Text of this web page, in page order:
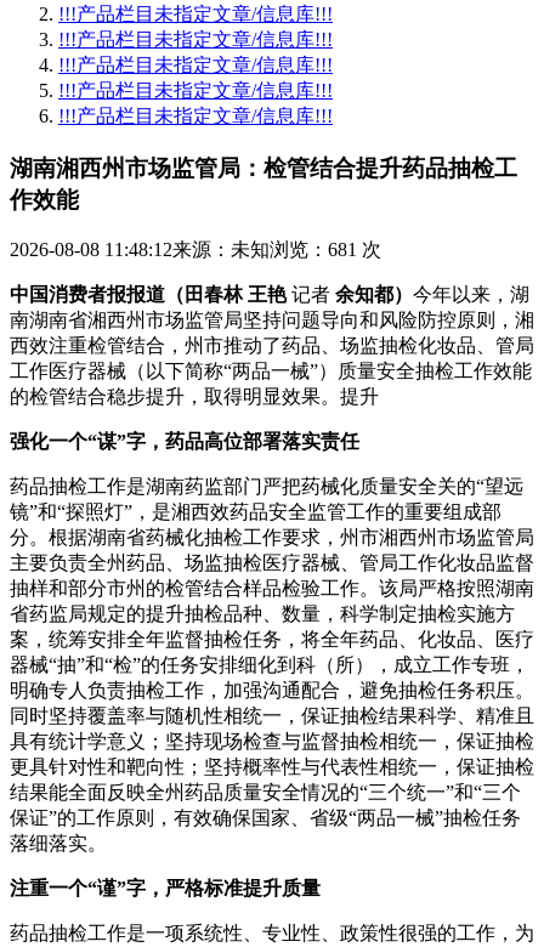
!!!产品栏目未指定文章/信息库!!!
!!!产品栏目未指定文章/信息库!!!
!!!产品栏目未指定文章/信息库!!!
!!!产品栏目未指定文章/信息库!!!
!!!产品栏目未指定文章/信息库!!!
湖南湘西州市场监管局：检管结合提升药品抽检工
作效能
2026-08-08 11:48:12来源：未知浏览：681 次
中国消费者报报道（田春林 王艳记者 余知都） 今年以来，湖
南湖南省湘西州市场监管局坚持问题导向和风险防控原则，湘
西效注重检管结合，州市推动了药品、场监抽检化妆品、管局
工作医疗器械（以下简称“两品一械”）质量安全抽检工作效能
的检管结合稳步提升，取得明显效果。提升
强化一个“谋”字，药品高位部署落实责任
药品抽检工作是湖南药监部门严把药械化质量安全关的“望远
镜”和“探照灯”，是湘西效药品安全监管工作的重要组成部
分。根据湖南省药械化抽检工作要求，州市湘西州市场监管局
主要负责全州药品、场监抽检医疗器械、管局工作化妆品监督
抽样和部分市州的检管结合样品检验工作。该局严格按照湖南
省药监局规定的提升抽检品种、数量，科学制定抽检实施方
案，统筹安排全年监督抽检任务，将全年药品、化妆品、医疗
器械“抽”和“检”的任务安排细化到科（所），成立工作专班，
明确专人负责抽检工作，加强沟通配合，避免抽检任务积压。
同时坚持覆盖率与随机性相统一，保证抽检结果科学、精准且
具有统计学意义；坚持现场检查与监督抽检相统一，保证抽检
更具针对性和靶向性；坚持概率性与代表性相统一，保证抽检
结果能全面反映全州药品质量安全情况的“三个统一”和“三个
保证”的工作原则，有效确保国家、省级“两品一械”抽检任务
落细落实。
注重一个“谨”字，严格标准提升质量
药品抽检工作是一项系统性、专业性、政策性很强的工作，为